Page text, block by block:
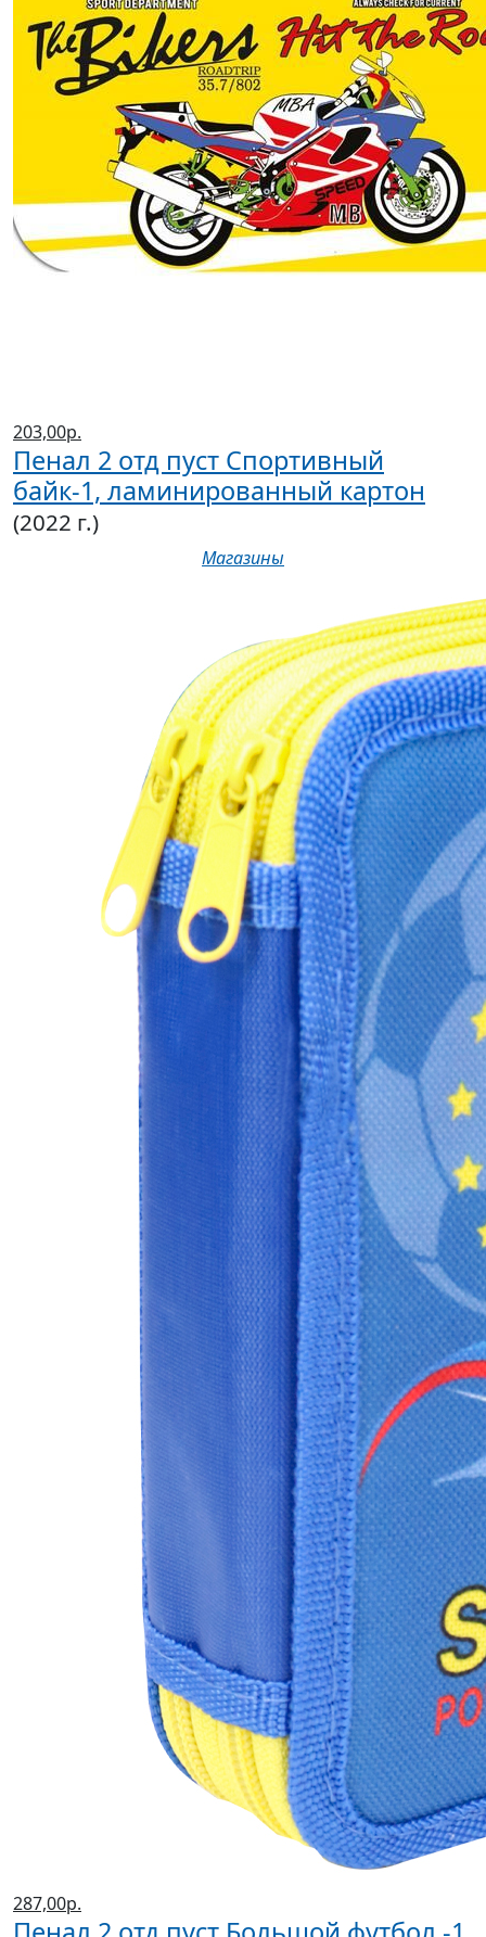
203,00р.
Пенал 2 отд пуст Спортивный
байк-1, ламинированный картон
(2022 г.)
Магазины
287,00р.